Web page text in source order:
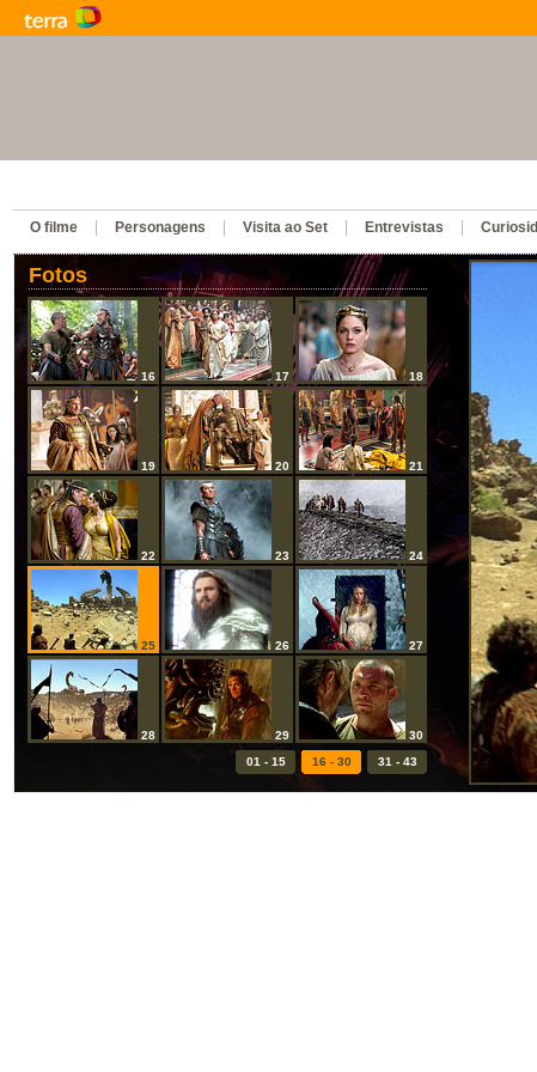
Fotos
16 17 18
19 20 21
22 23 24
25 26 27
28 29
30
01 - 15
16 - 30 31 - 43
O filme Personagens Visita ao Set Entrevistas